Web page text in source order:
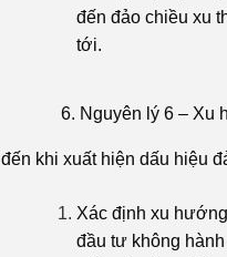
đến đảo chiều xu
tới.
6. Nguyên lý 6 – Xu
đến khi xuất hiện dấu hiệu
Xác định xu
đầu tư không